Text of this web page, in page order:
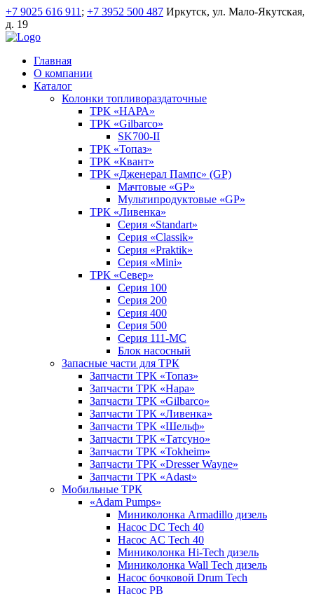
+7 9025 616 911 ; +7 3952 500 487 Иркутск, ул. Мало-Якутская,
д. 19
Главная
О компании
Каталог
Колонки топливораздаточные
ТРК «НАРА»
ТРК «Gilbarco»
SK700-II
ТРК «Топаз»
ТРК «Квант»
ТРК «Дженерал Пампс» (GP)
Мачтовые «GP»
Мультипродуктовые «GP»
ТРК «Ливенка»
Серия «Standart»
Серия «Classik»
Серия «Praktik»
Серия «Mini»
ТРК «Север»
Серия 100
Серия 200
Серия 400
Серия 500
Серия 111-МС
Блок насосный
Запасные части для ТРК
Запчасти ТРК «Топаз»
Запчасти ТРК «Нара»
Запчасти ТРК «Gilbarco»
Запчасти ТРК «Ливенка»
Запчасти ТРК «Шельф»
Запчасти ТРК «Татсуно»
Запчасти ТРК «Tokheim»
Запчасти ТРК «Dresser Wayne»
Запчасти ТРК «Adast»
Мобильные ТРК
«Adam Pumps»
Миниколонка Armadillo дизель
Насос DC Tech 40
Насос AC Tech 40
Миниколонка Hi-Tech дизель
Миниколонка Wall Tech дизель
Насос бочковой Drum Tech
Насос PB